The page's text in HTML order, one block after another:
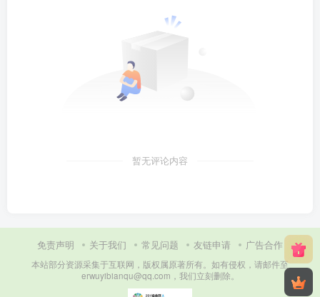
暂无评论内容
免责声明 关于我们 常见问题 友链申请 广告合作
本站部分资源采集于互联网，版权属原著所有。如有侵权，请邮件至
erwuyibianqu@qq.com，我们立刻删除。